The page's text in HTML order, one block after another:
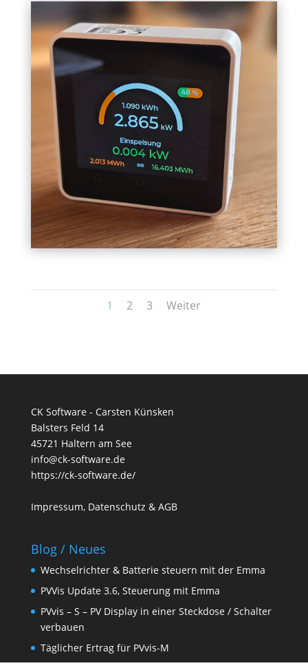
1 2 3 Weiter
CK Software - Carsten Künsken
Balsters Feld 14
45721 Haltern am See
info@ck-software.de
https://ck-software.de/
Impressum, Datenschutz & AGB
Blog / Neues
Wechselrichter & Batterie steuern mit der Emma
PVVis Update 3.6, Steuerung mit Emma
PVvis – S – PV Display in einer Steckdose / Schalter
verbauen
Täglicher Ertrag für PVvis-M